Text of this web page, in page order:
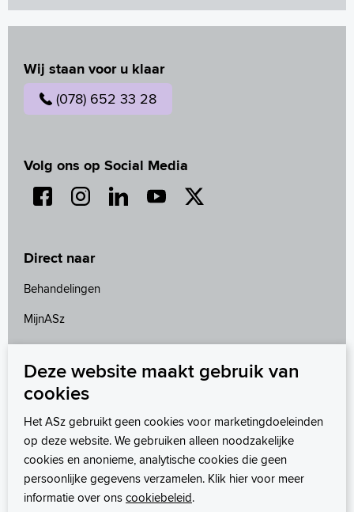
Wij staan voor u klaar
(078) 652 33 28
Volg ons op Social Media
Direct naar
Behandelingen
MijnASz
Onderzoeken
Wetenschappelijk onderzoek
Deze website maakt gebruik van
cookies
Het ASz gebruikt geen cookies voor marketingdoeleinden
op deze website. We gebruiken alleen noodzakelijke
cookies en anonieme, analytische cookies die geen
persoonlijke gegevens verzamelen. Klik hier voor meer
informatie over onscookiebeleid.